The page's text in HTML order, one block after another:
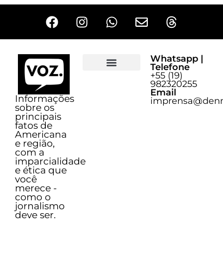
Informações
sobre os
principais
fatos de
Americana
e região,
com a
imparcialidade
e ética que
você
merece -
como o
jornalismo
deve ser.
Whatsapp |
Telefone
+55 (19)
982320255
Email